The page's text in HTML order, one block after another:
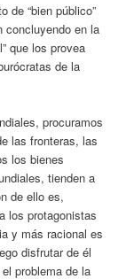
de “bien público”
concluyendo en la
que los provea
de la
procuramos
las fronteras, las
los bienes
tienden a
de ello es,
los protagonistas
y más racional es
disfrutar de él
problema de la